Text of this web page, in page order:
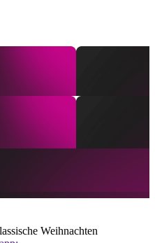
Weihnachten